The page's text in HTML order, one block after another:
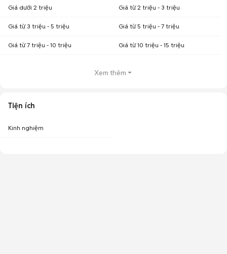
Giá dưới 2 triệu Giá từ 2 triệu - 3 triệu
Giá từ 3 triệu - 5 triệu Giá từ 5 triệu - 7 triệu
Giá từ 7 triệu - 10 triệu Giá từ 10 triệu - 15 triệu
Xem thêm
Tiện ích
Kinh nghiệm